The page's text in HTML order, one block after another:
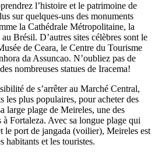
l’histoire et le patrimoine de
sur quelques-uns des monuments
la Cathédrale Métropolitaine, la
Brésil. D’autres sites célèbres sont le
de Ceara, le Centre du Tourisme
da Assuncao. N’oubliez pas de
nombreuses statues de Iracema!
de s’arrêter au Marché Central,
les plus populaires, pour acheter des
large plage de Meireles, une des
à Fortaleza. Avec sa longue plage qui
le port de jangada (voilier), Meireles est
habitants et les touristes.